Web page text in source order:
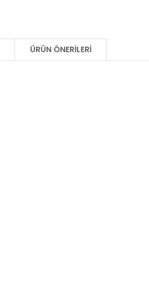
ÜRÜN ÖNERILERI